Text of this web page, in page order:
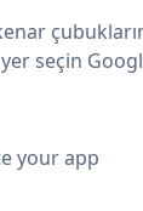
kenar
seçin
your app